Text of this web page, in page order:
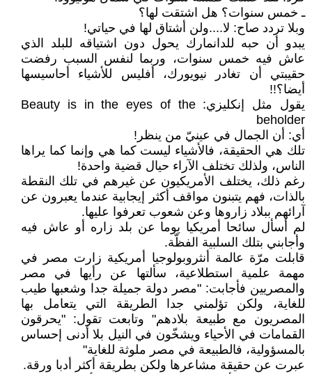
ـ خمس سنوات؟ هل اشتقت لها؟
وبلا تردد صاح: لا....ولن أشتاق لها في حياتي!
يبدو أن حبه للدانمارك يحول دون اشتياقه للبلد الذي
عاش فيه خمس سنوات، وربما لنفس السبب رفضت
حقيبتي أن تغادر نيويورك، أفليس للأشياء أحاسيسها
أيضا؟!!
يقول مثل إنكليزي: Beauty is in the eyes of the
beholder
أي: أن الجمال في عينيّ من ينظر!
تلك هي الحقيقة، فالأشياء ليست كما هي وإنما كما يراها
الناس، ولذلك تختلف الآراء حيال قضية واحدة!
رغم ذلك، يختلف الأمريكيون عن غيرهم في تلك النقطة
بالذات، فهم يتبنون مواقف أكثر إيجابية عندما يعبرون عن
آرائهم ببلاد زاروها وعن شعوب تعرفوا عليها.
لم أسأل سائحا أمريكيا يوما عن بلد زاره أو عاش فيه
وأجابني بتلك السلبية الفظّة.
قابلت مرّة عالمة أنثروبولوجيا أمريكية زارت مصر في
مهمة علمية استطلاعية، سألتها عن رأيها في مصر
والمصريين فأجابت: "مصر دولة جميلة جدا وشعبها طيب
للغاية، ولكن تؤلمني جدا الطريقة التي يتعامل بها
المصريون مع طبيعة بلادهم" وتابعت تقول: "يحرقون
القمامات في الأحياء ويشخّون في النيل بلا أدنى إحساس
بالمسؤولية، فالطبيعة في مصر ملوثة للغاية"
عبرت عن حقيقة مشاعرها ولكن بطريقة أكثر أدبا ورقة.